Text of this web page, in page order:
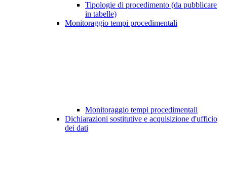
Tipologie di procedimento (da pubblicare
in tabelle)
Monitoraggio tempi procedimentali
Monitoraggio tempi procedimentali
Dichiarazioni sostitutive e acquisizione d'ufficio
dei dati